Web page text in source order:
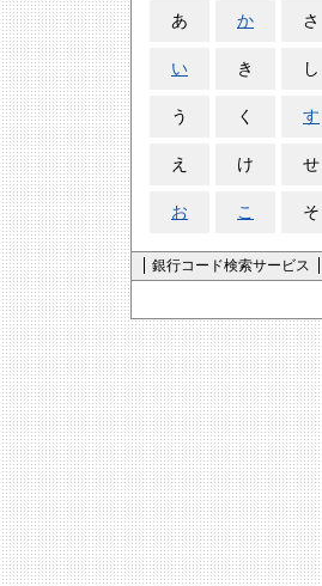
あ か さ
い き し
う く す
え け せ
お こ そ
銀行コード検索サービス